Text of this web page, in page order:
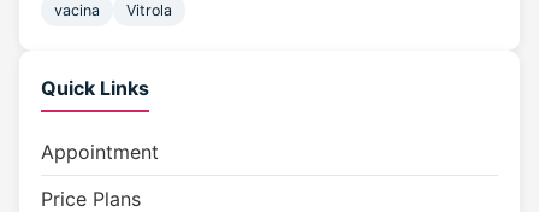
vacina
Vitrola
Quick Links
Appointment
Price Plans